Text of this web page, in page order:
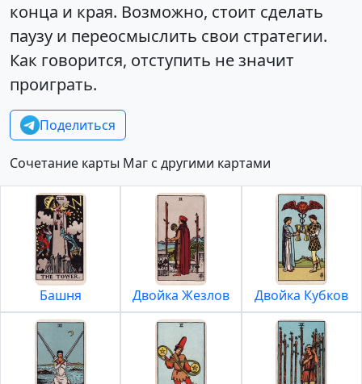
конца и края. Возможно, стоит сделать
паузу и переосмыслить свои стратегии.
Как говорится, отступить не значит
проиграть.
Поделиться
Сочетание карты Маг с другими картами
Башня Двойка Жезлов Двойка Кубков